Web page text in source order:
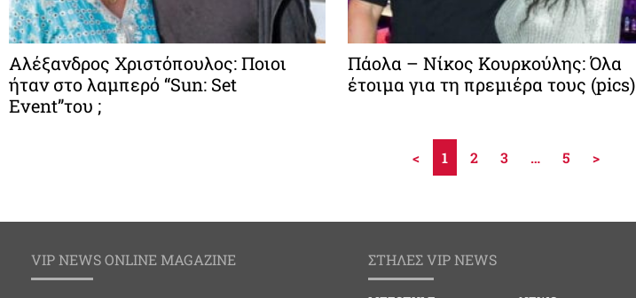
Αλέξανδρος Χριστόπουλος: Ποιοι
ήταν στο λαμπερό “Sun: Set
Event”του ;
Πάολα – Νίκος Κουρκούλης: Όλα
έτοιμα για τη πρεμιέρα τους (pics)
< 1 2 3 … 5 >
VIP NEWS ONLINE MAGAZINE ΣΤΗΛΕΣ VIP NEWS